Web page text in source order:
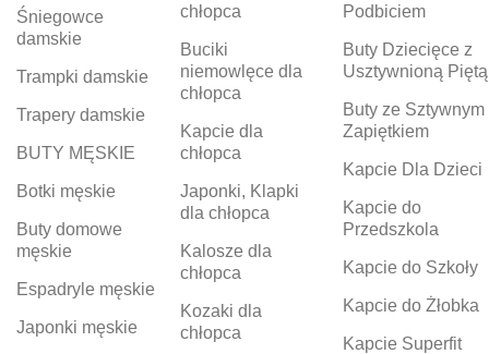
Śniegowce
damskie
Trampki damskie
Trapery damskie
BUTY MĘSKIE
Botki męskie
Buty domowe
męskie
Espadryle męskie
Japonki męskie
chłopca
Buciki
niemowlęce dla
chłopca
Kapcie dla
chłopca
Japonki, Klapki
dla chłopca
Kalosze dla
chłopca
Kozaki dla
chłopca
Podbiciem
Buty Dziecięce z
Usztywnioną Piętą
Buty ze Sztywnym
Zapiętkiem
Kapcie Dla Dzieci
Kapcie do
Przedszkola
Kapcie do Szkoły
Kapcie do Żłobka
Kapcie Superfit